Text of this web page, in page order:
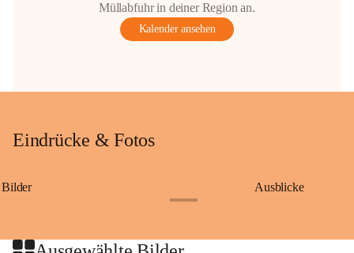
Müllabfuhr in deiner Region an.
Kalender ansehen
Eindrücke & Fotos
Bilder Ausblicke